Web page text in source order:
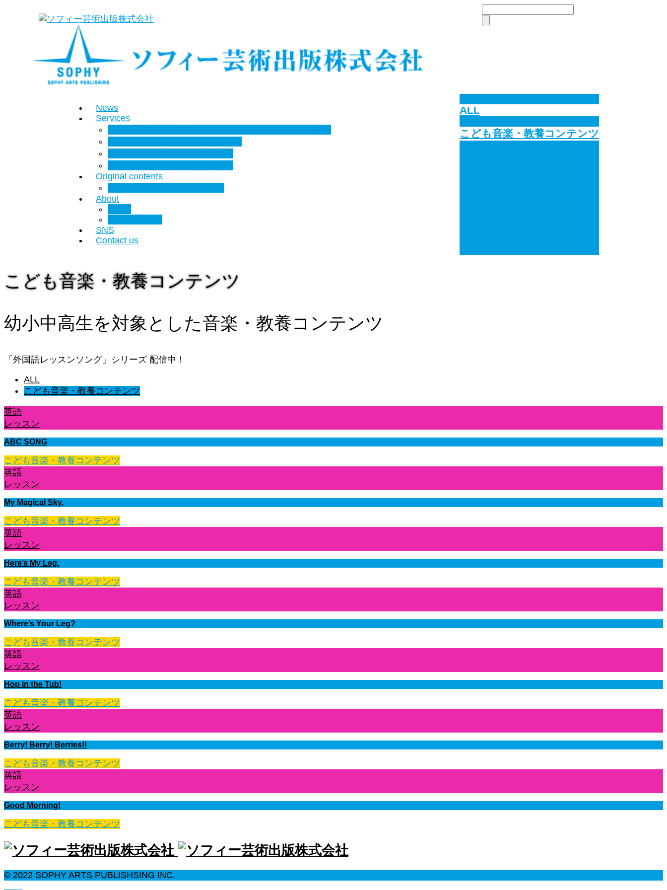
News
Services
Original contents
About
SNS
Contact us
ALL
こども音楽・教養コンテンツ
こども音楽・教養コンテンツ
幼小中高生を対象とした音楽・教養コンテンツ
「外国語レッスンソング」シリーズ 配信中！
ALL
こども音楽・教養コンテンツ
英語
レッスン
ABC SONG
こども音楽・教養コンテンツ
英語
レッスン
My Magical Sky.
こども音楽・教養コンテンツ
英語
レッスン
Here’s My Leg.
こども音楽・教養コンテンツ
英語
レッスン
Where’s Your Leg?
こども音楽・教養コンテンツ
英語
レッスン
Hop in the Tub!
こども音楽・教養コンテンツ
英語
レッスン
Berry! Berry! Berries!!
こども音楽・教養コンテンツ
英語
レッスン
Good Morning!
こども音楽・教養コンテンツ
© 2022 SOPHY ARTS PUBLISHSING INC.